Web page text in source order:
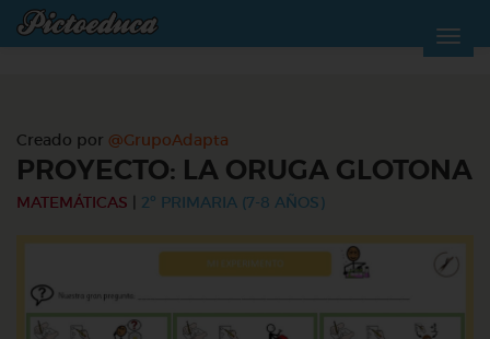
Creado por @GrupoAdapta
PROYECTO: LA ORUGA GLOTONA
MATEMÁTICAS 2º PRIMARIA (7-8 AÑOS)